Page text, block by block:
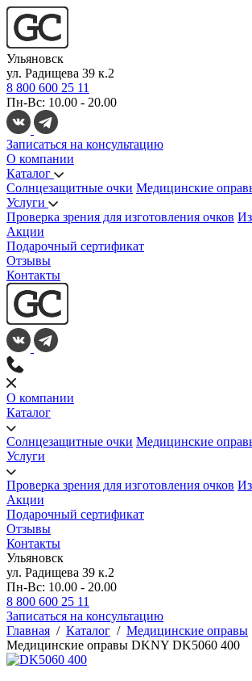
Ульяновск
ул. Радищева 39 к.2
8 800 600 25 11
Пн-Вс: 10.00 - 20.00
Записаться на консультацию
О компании
Каталог
Солнцезащитные очки Медицинские
Услуги
Проверка зрения для изготовления очков
Акции
Подарочный сертификат
Отзывы
Контакты
О компании
Каталог
Солнцезащитные очки Медицинские
Услуги
Проверка зрения для изготовления очков
Акции
Подарочный сертификат
Отзывы
Контакты
Ульяновск
ул. Радищева 39 к.2
Пн-Вс: 10.00 - 20.00
8 800 600 25 11
Записаться на консультацию
Главная / Каталог / Медицинские оправы
Медицинские оправы DKNY DK5060 400